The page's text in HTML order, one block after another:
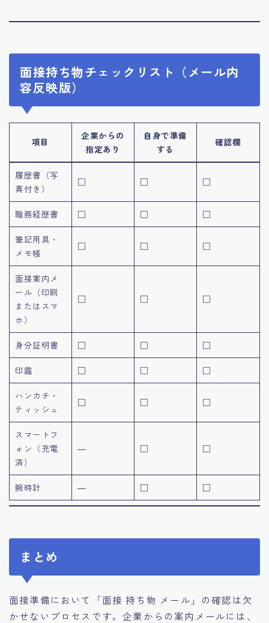
面接持ち物チェックリスト（メール内
容反映版）
項目
企業からの
指定あり
自身で準備
する
確認欄
履歴書（写
真付き）
□ □ □
職務経歴書 □ □ □
筆記用具・
メモ帳
□ □ □
面接案内メ
ール（印刷
またはスマ
ホ）
□ □ □
身分証明書 □ □ □
印鑑 □ □ □
ハンカチ・
ティッシュ
□ □ □
スマートフ
ォン（充電
済）
― □ □
腕時計 ― □ □
まとめ
面接準備において「面接 持ち物 メール」の確認は欠
かせないプロセスです。企業からの案内メールには、